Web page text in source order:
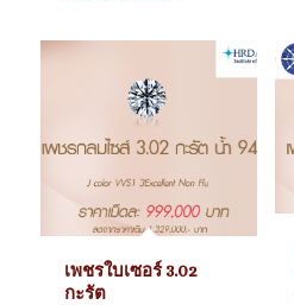
เพชรใบเซอร์ 3.02
กะรัต